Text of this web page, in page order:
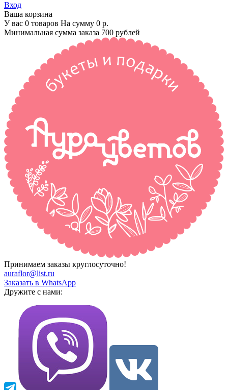
Вход
Ваша корзина
У вас 0 товаров На сумму 0 р.
Минимальная сумма заказа 700 рублей
Принимаем заказы круглосуточно!
auraflor@list.ru
Заказать в WhatsApp
Дружите с нами: